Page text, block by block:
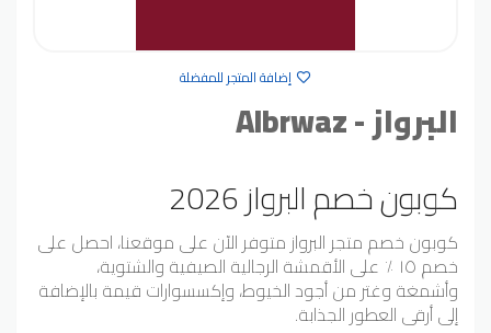
إضافة المتجر للمفضلة
البرواز - Albrwaz
كوبون خصم البرواز 2026
كوبون خصم متجر البرواز متوفر الآن على موقعنا، احصل على
خصم ١٥ ٪ على الأقمشة الرجالية الصيفية والشتوية،
وأشمغة وغتر من أجود الخيوط، وإكسسوارات قيمة بالإضافة
إلى أرقى العطور الجذابة.